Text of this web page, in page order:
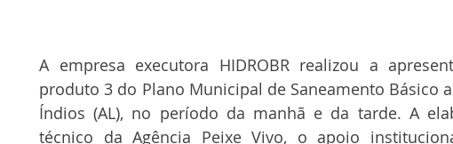
A empresa executora HIDROBR realizou a
produto 3 do Plano Municipal de Saneamento Básico
Índios (AL), no período da manhã e da tarde. A
técnico da Agência Peixe Vivo, o apoio